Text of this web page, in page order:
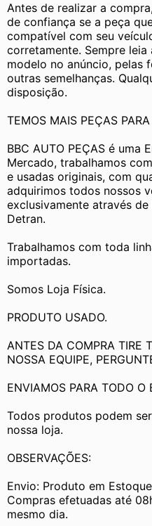
Antes de realizar a
de confiança se a peça
compatível com seu
corretamente. Sempre
modelo no anúncio, pelas
outras semelhanças.
disposição.
TEMOS MAIS PEÇAS
BBC AUTO PEÇAS é uma
Mercado, trabalhamos
e usadas originais, com
adquirimos todos nossos
exclusivamente através
Detran.
Trabalhamos com toda
importadas.
Somos Loja Física.
PRODUTO USADO.
ANTES DA COMPRA TIRE
NOSSA EQUIPE,
ENVIAMOS PARA TODO O
Todos produtos podem
nossa loja.
OBSERVAÇÕES:
Envio: Produto em
Compras efetuadas até
mesmo dia.